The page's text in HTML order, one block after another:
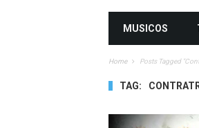
MUSICOS
Home Posts Tagged
TAG: